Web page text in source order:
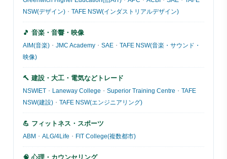
NSW(デザイン) ・ TAFE NSW(インダストリアルデザイン)
🎵 音楽・音響・映像
AIM(音楽) ・ JMC Academy ・ SAE ・ TAFE NSW(音楽・サウンド・
映像)
🔨 建設・大工・電気などトレード
NSWIET ・ Laneway College ・ Superior Training Centre ・ TAFE
NSW(建設) ・ TAFE NSW(エンジニアリング)
💪 フィットネス・スポーツ
ABM ・ ALG/4Life ・ FIT College(複数都市)